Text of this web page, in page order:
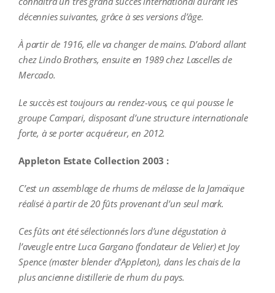
décennies suivantes, grâce à ses versions d’âge.
À partir de 1916, elle va changer de mains. D’abord allant
chez Lindo Brothers, ensuite en 1989 chez Lascelles de
Mercado.
Le succès est toujours au rendez-vous, ce qui pousse le
groupe Campari, disposant d’une structure internationale
forte, à se porter acquéreur, en 2012.
Appleton Estate Collection 2003 :
C’est un assemblage de rhums de mélasse de la Jamaïque
réalisé à partir de 20 fûts provenant d’un seul mark.
Ces fûts ont été sélectionnés lors d’une dégustation à
l’aveugle entre Luca Gargano (fondateur de Velier) et Joy
Spence (master blender d’Appleton), dans les chais de la
plus ancienne distillerie de rhum du pays.